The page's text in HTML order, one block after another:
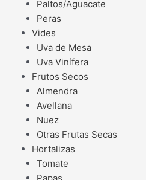
Paltos/Aguacate
Peras
Vides
Uva de Mesa
Uva Vinífera
Frutos Secos
Almendra
Avellana
Nuez
Otras Frutas Secas
Hortalizas
Tomate